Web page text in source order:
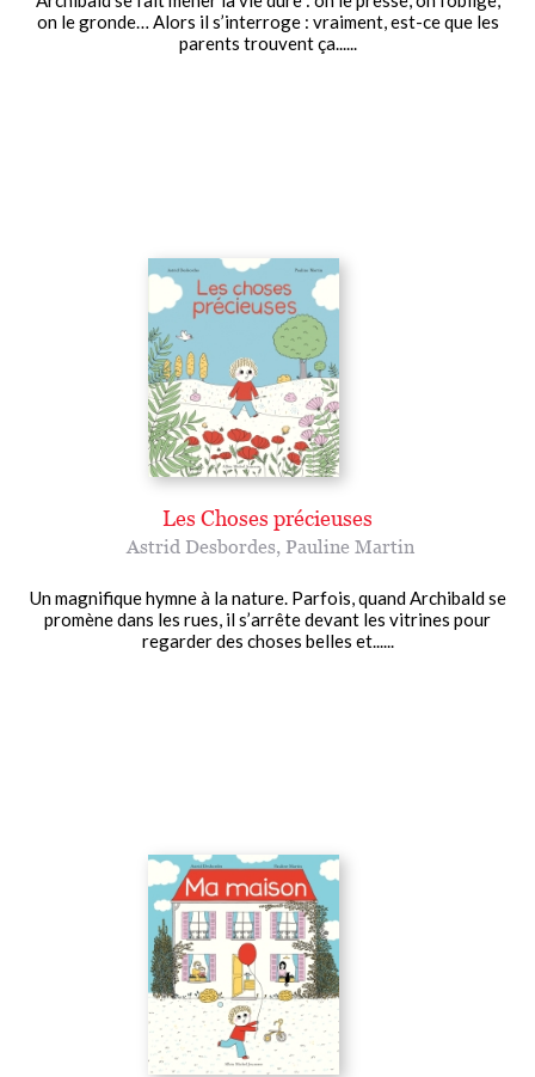
on le gronde… Alors il s’interroge : vraiment, est-ce que les
parents trouvent ça......
Les Choses précieuses
Astrid Desbordes, Pauline Martin
Un magnifique hymne à la nature. Parfois, quand Archibald se
promène dans les rues, il s’arrête devant les vitrines pour
regarder des choses belles et......